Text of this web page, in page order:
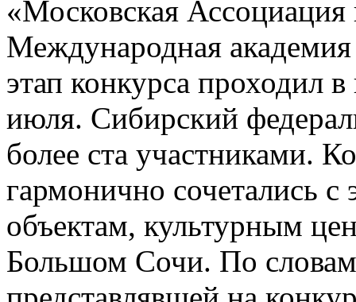
«Московская
Международная
этап конкурса проходил
июля. Сибирский
более ста участниками.
гармонично сочетались
объектам, культурным
Большом Сочи. По